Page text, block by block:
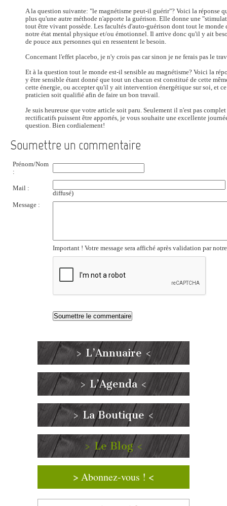
A la question suivante: "le magnétisme peut-il guérir"? Voici la réponse
plus qu'une autre méthode n'apporte la guérison. Elle donne une
tout être vivant possède. Les facultés d'auto-guérison dont tout le
notre état mental physique et/ou émotionnel. Il arrive donc qu'il y ait
de pouce aux personnes qui en ressentent le besoin.
Concernant l'effet placebo, je n'y crois pas car sinon je ne ferais pas le
Et à la question tout le monde est-il sensible au magnétisme? Voici la
y être sensible étant donné que tout un chacun est constitué de cette
cette énergie, ou accepter qu'il y ait intervention énergétique sur soi, et
praticien soit qualifié afin de faire un bon travail.
Je suis heureuse que votre article soit paru. Seulement il n'est pas
rectificatifs puissent être apportés, je vous souhaite une excellente
question. Bien cordialement!
Soumettre un commentaire
Prénom/Nom
:
Mail :
diffusé)
Message :
Important ! Votre message sera affiché après validation par
> L’Annuaire <
> L’Agenda <
> La Boutique <
> Le Blog <
> Abonnez-vous ! <